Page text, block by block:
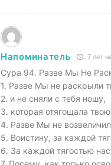
Напоминатель 7 лет
Сура 94. Разве Мы Не
1. Разве Мы не раскрыли
2. и не сняли с тебя ношу,
3. которая отягощала
4. Разве Мы не
5. Воистину, за каждой
6. За каждой тягостью